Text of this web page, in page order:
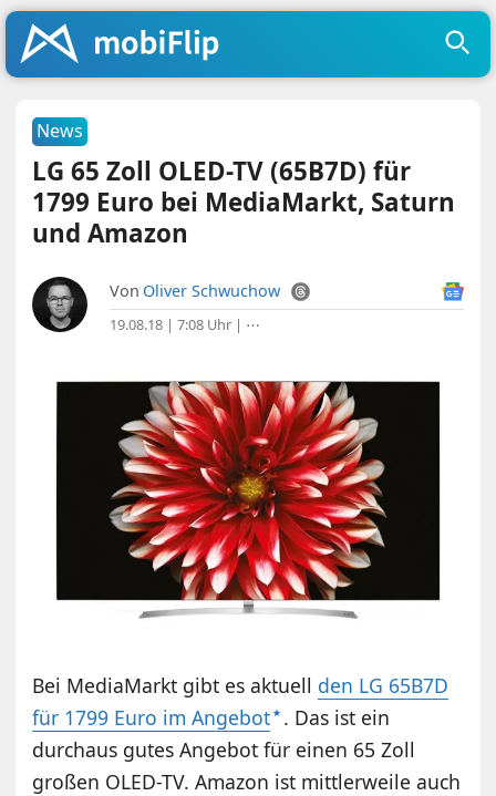
News
LG 65 Zoll OLED-TV (65B7D) für
1799 Euro bei MediaMarkt, Saturn
und Amazon
Von Oliver Schwuchow
19.08.18 | 7:08 Uhr | ⋯
Bei MediaMarkt gibt es aktuell den LG 65B7D
für 1799 Euro im Angebot . Das ist ein
durchaus gutes Angebot für einen 65 Zoll
großen OLED-TV. Amazon ist mittlerweile auch